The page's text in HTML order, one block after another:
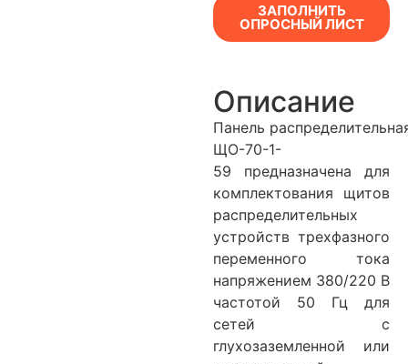
ЗАПОЛНИТЬ
ОПРОСНЫЙ ЛИСТ
Описание
Панель
ЩО-70-1-
59 предназначена для
комплектования щитов
распределительных
устройств трехфазного
переменного тока
напряжением 380/220 В
частотой 50 Гц для
сетей с
глухозаземленной или